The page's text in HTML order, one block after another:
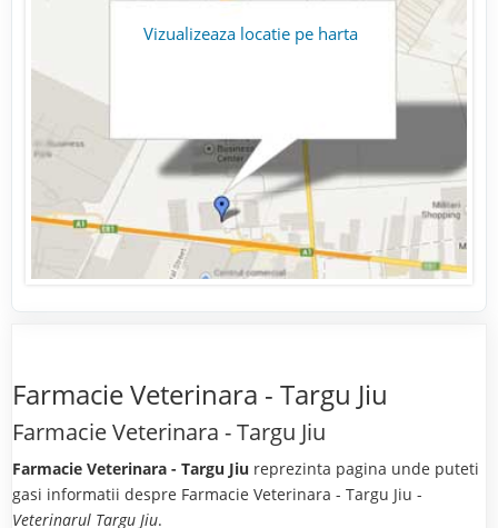
Vizualizeaza locatie pe harta
Farmacie Veterinara - Targu Jiu
Farmacie Veterinara - Targu Jiu
Farmacie Veterinara - Targu Jiu reprezinta pagina unde puteti
gasi informatii despre Farmacie Veterinara - Targu Jiu -
Veterinarul Targu Jiu.